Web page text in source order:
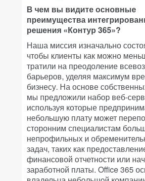
В чем вы видите основные
преимущества
решения «Контур 365»?
Наша миссия изначально
чтобы клиенты как можно
тратили на преодоление
барьеров, уделяя максимум
бизнесу. На основе
мы предложили набор веб-
используя которые
небольшую плату может
сторонним специалистам
непрофильных и
задач, таких как
финансовой отчетности или
заработной платы. Office 365